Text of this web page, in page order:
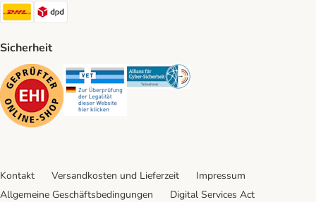
DHL Shipping Method
Sicherheit
Security Security Security
Kontakt Versandkosten und Lieferzeit
Impressum
Allgemeine Geschäftsbedingungen
Digital Services Act